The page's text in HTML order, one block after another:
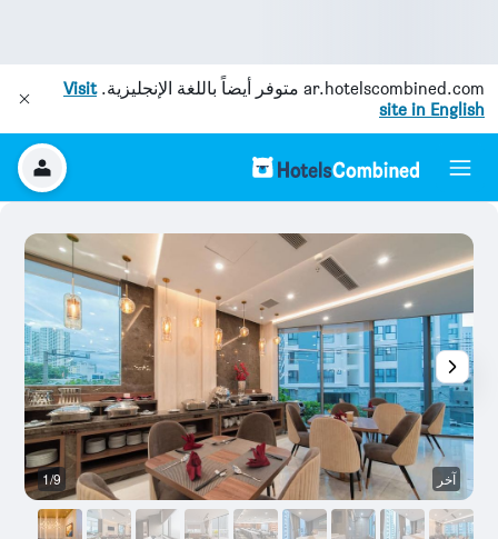
ar.hotelscombined.com متوفر أيضاً باللغة الإنجليزية.Visit
site in English
آخر 1/9